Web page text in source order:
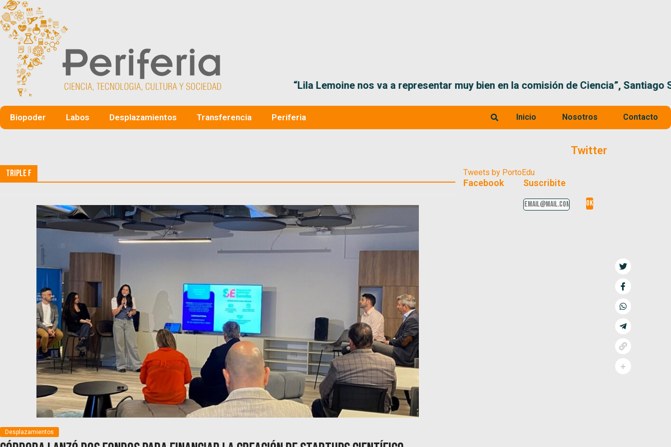
“Lila Lemoine nos va a representar muy bien en la comisión de Ciencia”, Santiago Santurio
Biopoder Labos Desplazamientos Transferencia Periferia Inicio Nosotros Contacto
Triple F
Desplazamientos
Twitter
Tweets by PortoEdu
Facebook Suscribite